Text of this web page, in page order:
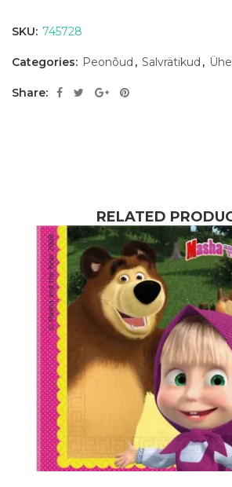
SKU: 745728
Categories: Peonõud , Salvrätikud ,
Share:
RELATED